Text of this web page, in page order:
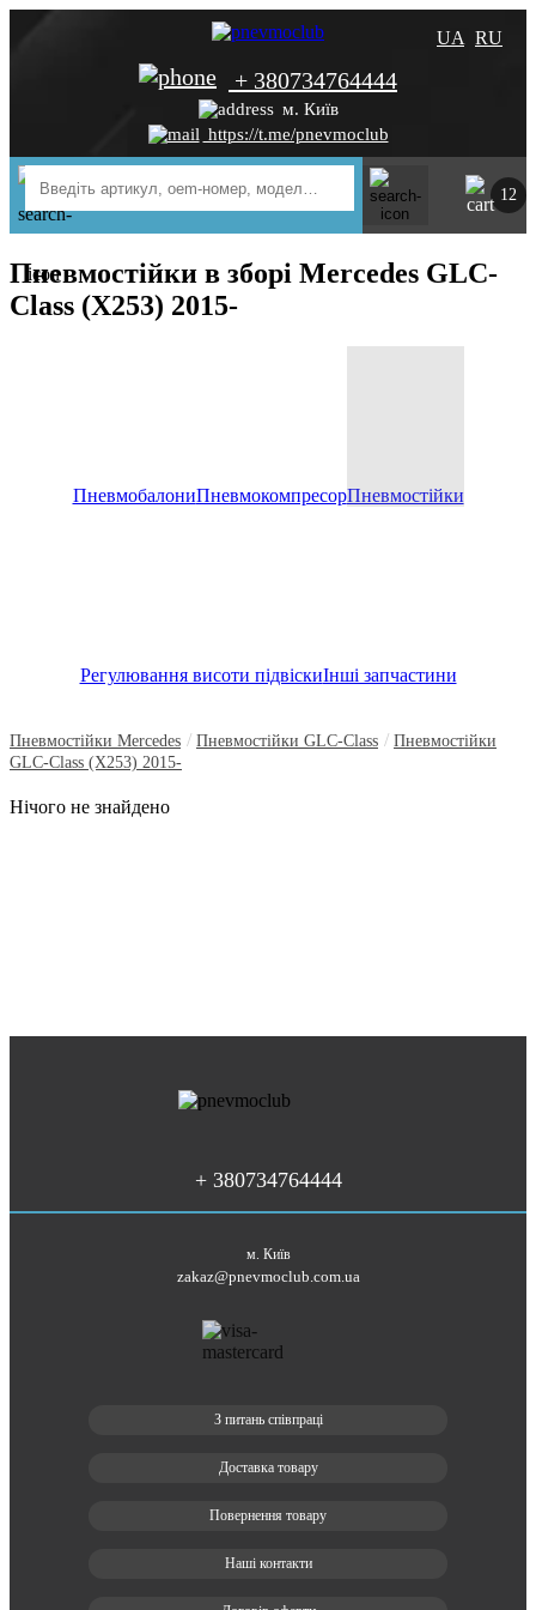
UA RU
+ 380734764444
м. Київ
https://t.me/pnevmoclub
12
Пневмостійки в зборі Mercedes GLC-
Class (X253) 2015-
ПневмобалониПневмокомпресорПневмостійки
Регулювання висоти підвіскиІнші запчастини
Пневмостійки Mercedes / Пневмостійки GLC-Class / Пневмостійки
GLC-Class (X253) 2015-
Нічого не знайдено
+ 380734764444
м. Київ
zakaz@pnevmoclub.com.ua
З питань співпраці
Доставка товару
Повернення товару
Наші контакти